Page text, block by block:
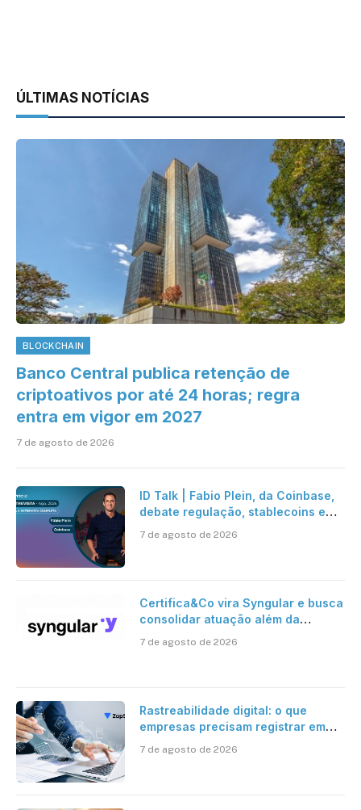
ÚLTIMAS NOTÍCIAS
BLOCKCHAIN
Banco Central publica retenção de
criptoativos por até 24 horas; regra
entra em vigor em 2027
7 de agosto de 2026
ID Talk | Fabio Plein, da Coinbase,
debate regulação, stablecoins e
risco onchain
7 de agosto de 2026
Certifica&Co vira Syngular e busca
consolidar atuação além da
certificação digital
7 de agosto de 2026
Rastreabilidade digital: o que
empresas precisam registrar em
jornadas digitais?
7 de agosto de 2026